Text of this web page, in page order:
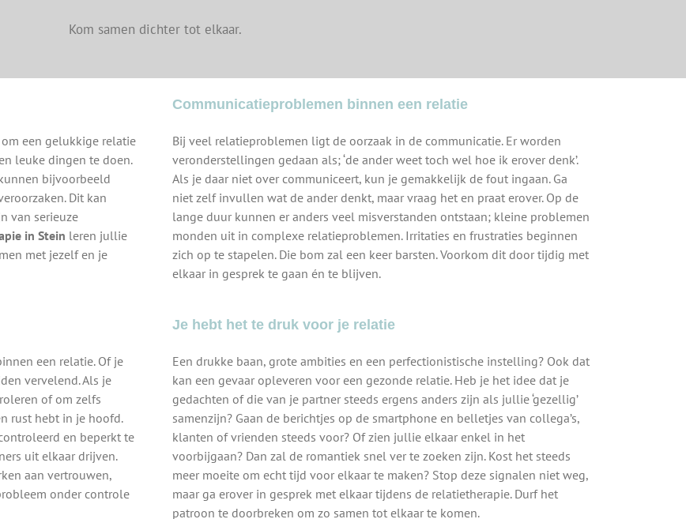
Kom samen dichter tot elkaar.
een gelukkige relatie
leuke dingen te doen.
bijvoorbeeld
Dit kan
van serieuze
in Stein leren jullie
met jezelf en je
Communicatieproblemen binnen een relatie
Bij veel relatieproblemen ligt de oorzaak in de communicatie. Er worden
veronderstellingen gedaan als; ‘de ander weet toch wel hoe ik erover denk’.
Als je daar niet over communiceert, kun je gemakkelijk de fout ingaan. Ga
niet zelf invullen wat de ander denkt, maar vraag het en praat erover. Op de
lange duur kunnen er anders veel misverstanden ontstaan; kleine problemen
monden uit in complexe relatieproblemen. Irritaties en frustraties beginnen
zich op te stapelen. Die bom zal een keer barsten. Voorkom dit door tijdig met
elkaar in gesprek te gaan én te blijven.
een relatie. Of je
vervelend. Als je
of om zelfs
rust hebt in je hoofd.
en beperkt te
uit elkaar drijven.
aan vertrouwen,
onder controle
Je hebt het te druk voor je relatie
Een drukke baan, grote ambities en een perfectionistische instelling? Ook dat
kan een gevaar opleveren voor een gezonde relatie. Heb je het idee dat je
gedachten of die van je partner steeds ergens anders zijn als jullie ‘gezellig’
samenzijn? Gaan de berichtjes op de smartphone en belletjes van collega’s,
klanten of vrienden steeds voor? Of zien jullie elkaar enkel in het
voorbijgaan? Dan zal de romantiek snel ver te zoeken zijn. Kost het steeds
meer moeite om echt tijd voor elkaar te maken? Stop deze signalen niet weg,
maar ga erover in gesprek met elkaar tijdens de relatietherapie. Durf het
patroon te doorbreken om zo samen tot elkaar te komen.